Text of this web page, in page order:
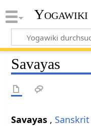
Yogawiki
Savayas
Savayas , Sanskrit